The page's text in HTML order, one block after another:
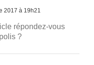
2017 à 19h21
répondez-vous
?